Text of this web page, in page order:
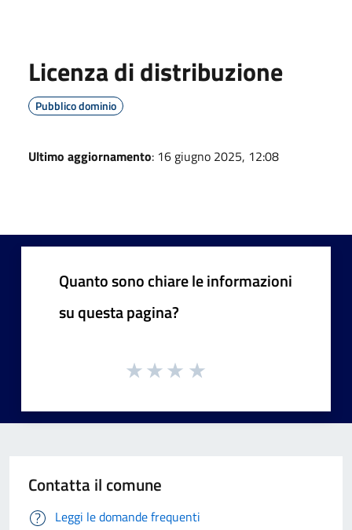
Licenza di distribuzione
Pubblico dominio
Ultimo aggiornamento: 16 giugno 2025, 12:08
Quanto sono chiare le informazioni
su questa pagina?
Contatta il comune
Leggi le domande frequenti